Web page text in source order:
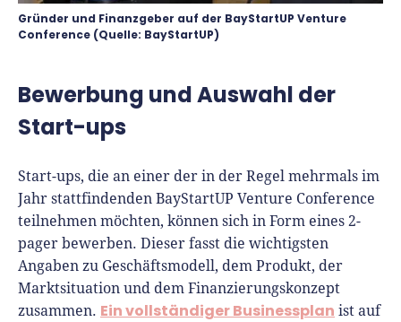
Gründer und Finanzgeber auf der BayStartUP Venture
Conference (Quelle: BayStartUP)
Bewerbung und Auswahl der
Start-ups
Start-ups, die an einer der in der Regel mehrmals im
Jahr stattfindenden BayStartUP Venture Conference
teilnehmen möchten, können sich in Form eines 2-
pager bewerben. Dieser fasst die wichtigsten
Angaben zu Geschäftsmodell, dem Produkt, der
Marktsituation und dem Finanzierungskonzept
zusammen. Ein vollständiger Businessplan ist auf